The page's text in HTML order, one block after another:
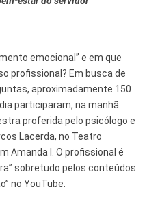
Estratégica
emocional” e em que
profissional? Em busca de
aproximadamente 150
participaram, na manhã
proferida pelo psicólogo e
Lacerda, no Teatro
Amanda I. O profissional é
sobretudo pelos conteúdos
no YouTube.